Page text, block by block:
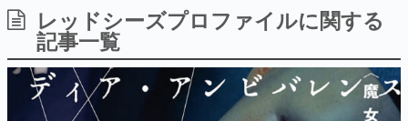
ゲーム開発者・hamatsu氏がゲームの魅力を画面や操作の
具体的な形から解き明かしていく、硬派で骨太な評論連載
です。
ゲームが変えた日本語
「経験値」「裏技」「ラスボス」… ゲームにまつわる言葉
の起源や用法の変遷を、コンピューター文化史研究家・タ
イニーP氏が徹底調査。
レッドシーズプロファイルに関する
記事一覧